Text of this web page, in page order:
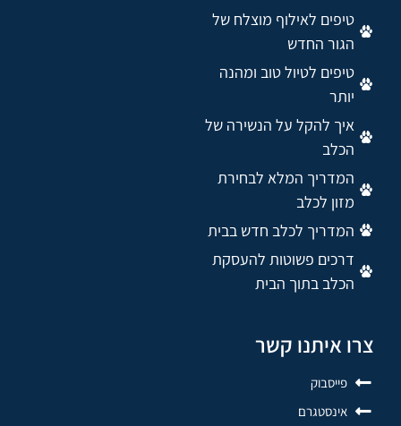
טיפים לאילוף מוצלח של
הגור החדש
טיפים לטיול טוב ומהנה
יותר
איך להקל על הנשירה של
הכלב
המדריך המלא לבחירת
מזון לכלב
המדריך לכלב חדש בבית
דרכים פשוטות להעסקת
הכלב בתוך הבית
צרו איתנו קשר
פייסבוק
אינסטגרם